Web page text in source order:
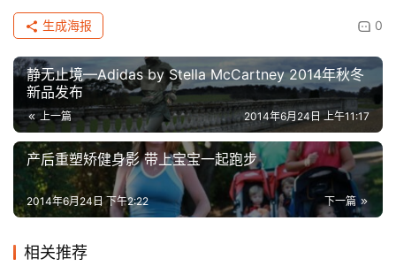
0
生成海报
静无止境—Adidas by Stella McCartney 2014年秋冬
新品发布
上一篇 2014年6月24日 上午11:17
产后重塑矫健身影 带上宝宝一起跑步
下一篇
2014年6月24日 下午2:22
相关推荐